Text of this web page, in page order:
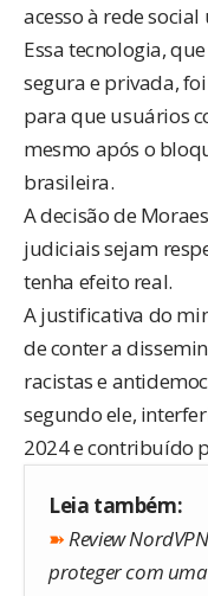
acesso à rede
Essa tecnologia,
segura e privada,
para que usuários
mesmo após o
brasileira.
A decisão de
judiciais sejam
tenha efeito real.
A justificativa do
de conter a
racistas e
segundo ele,
2024 e contribuído
Leia também:
➽Review
proteger com uma